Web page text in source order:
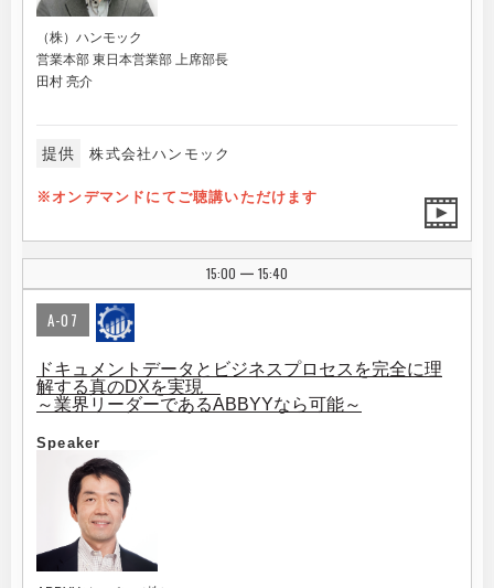
（株）ハンモック
営業本部 東日本営業部 上席部長
田村 亮介
提供 株式会社ハンモック
※オンデマンドにてご聴講いただけます
15:00 | 15:40
A-07
ドキュメントデータとビジネスプロセスを完全に理
解する真のDXを実現
～業界リーダーであるABBYYなら可能～
Speaker